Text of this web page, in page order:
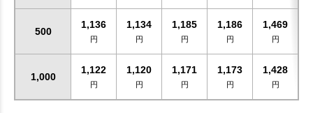
500
1,136
円
1,134
円
1,185
円
1,186
円
1,469
円
1,000
1,122
円
1,120
円
1,171
円
1,173
円
1,428
円